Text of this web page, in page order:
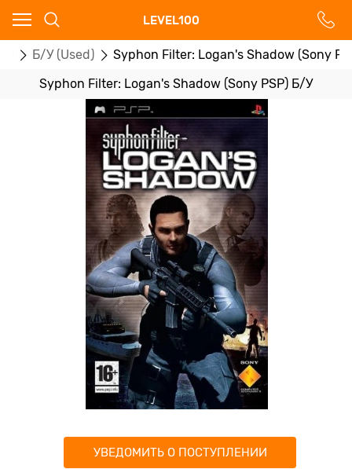
LEVEL100
Б/У (Used) Syphon Filter: Logan's Shadow (Sony
Syphon Filter: Logan's Shadow (Sony PSP) Б/У
УВЕДОМИТЬ О ПОСТУПЛЕНИИ
Ваш город - Москва,
угадали?
ДА НЕТ